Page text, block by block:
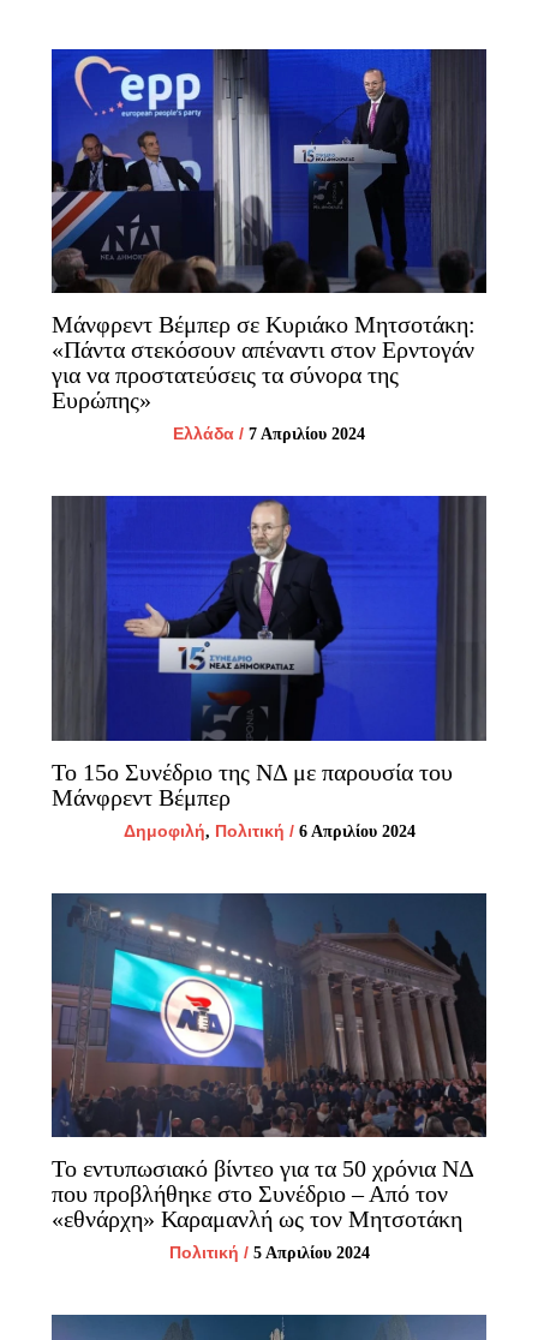
Μάνφρεντ Βέμπερ σε Κυριάκο Μητσοτάκη:
«Πάντα στεκόσουν απέναντι στον Ερντογάν
για να προστατεύσεις τα σύνορα της
Ευρώπης»
Ελλάδα / 7 Απριλίου 2024
To 15ο Συνέδριο της ΝΔ με παρουσία του
Μάνφρεντ Βέμπερ
Δημοφιλή, Πολιτική / 6 Απριλίου 2024
Το εντυπωσιακό βίντεο για τα 50 χρόνια ΝΔ
που προβλήθηκε στο Συνέδριο – Από τον
«εθνάρχη» Καραμανλή ως τον Μητσοτάκη
Πολιτική / 5 Απριλίου 2024